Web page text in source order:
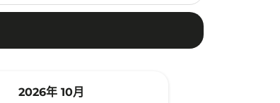
2026年 10月